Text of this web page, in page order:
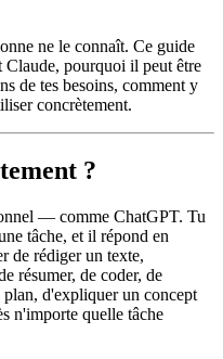
ne le connaît. Ce guide
pourquoi il peut être
de tes besoins, comment y
concrètement.
?
— comme ChatGPT. Tu
tâche, et il répond en
de rédiger un texte,
résumer, de coder, de
plan, d'expliquer un concept
n'importe quelle tâche